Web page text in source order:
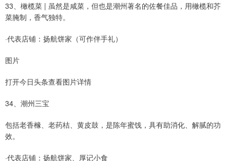
33、橄榄菜 | 虽然是咸菜，但也是潮州著名的佐餐佳品，用橄榄和芥
菜腌制，香气独特。
·代表店铺：扬航饼家（可作伴手礼）
图片
打开今日头条查看图片详情
34、潮州三宝
包括老香橼、老药桔、黄皮鼓，是陈年蜜饯，具有助消化、解腻的功
效。
·代表店铺：扬航饼家、厚记小食